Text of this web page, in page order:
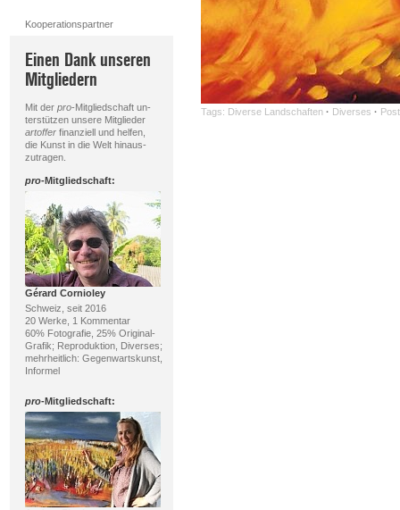
Kooperationspartner
Einen Dank unseren
Mitgliedern
Mit der pro-Mitgliedschaft un-
terstützen unsere Mitglieder
artofferfinanziell und helfen,
die Kunst in die Welt hinaus-
zutragen.
pro-Mitgliedschaft:
Gérard Cornioley
Schweiz, seit 2016
20 Werke, 1 Kommentar
60% Fotografie, 25% Original-
Grafik; Reproduktion, Diverses;
mehrheitlich: Gegenwartskunst,
Informel
pro-Mitgliedschaft:
Tags: Diverse Landschaften · Diverses ·